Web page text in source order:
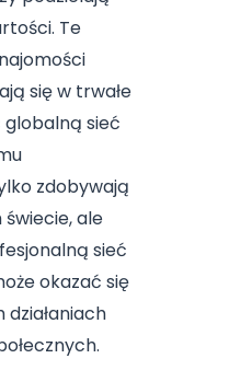
Te
się w trwałe
sieć
zdobywają
świecie, ale
sieć
okazać się
działaniach